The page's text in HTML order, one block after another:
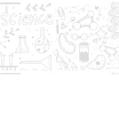
Loncat
ke
konten